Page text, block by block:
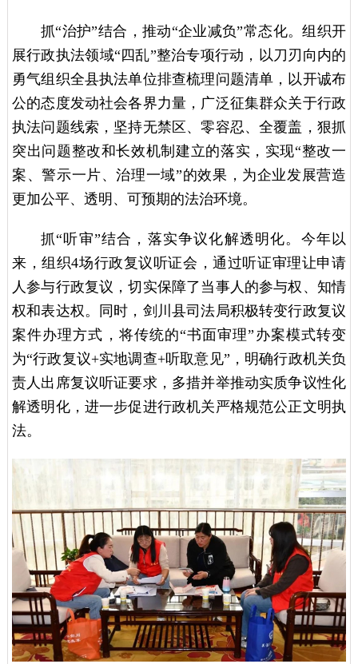
抓“治护”结合，推动“企业减负”常态化。组织开
展行政执法领域“四乱”整治专项行动，以刀刃向内的
勇气组织全县执法单位排查梳理问题清单，以开诚布
公的态度发动社会各界力量，广泛征集群众关于行政
执法问题线索，坚持无禁区、零容忍、全覆盖，狠抓
突出问题整改和长效机制建立的落实，实现“整改一
案、警示一片、治理一域”的效果，为企业发展营造
更加公平、透明、可预期的法治环境。
抓“听审”结合，落实争议化解透明化。今年以
来，组织4场行政复议听证会，通过听证审理让申请
人参与行政复议，切实保障了当事人的参与权、知情
权和表达权。同时，剑川县司法局积极转变行政复议
案件办理方式，将传统的“书面审理”办案模式转变
为“行政复议+实地调查+听取意见”，明确行政机关负
责人出席复议听证要求，多措并举推动实质争议性化
解透明化，进一步促进行政机关严格规范公正文明执
法。